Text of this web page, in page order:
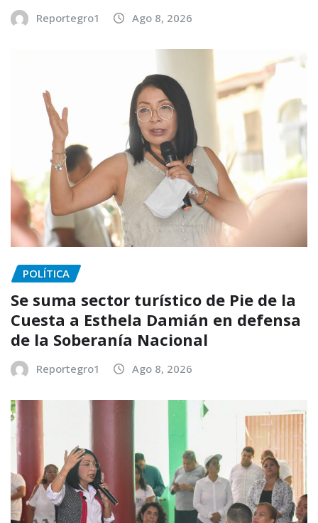
Reportegro1 Ago 8, 2026
POLÍTICA
Se suma sector turístico de Pie de la
Cuesta a Esthela Damián en defensa
de la Soberanía Nacional
Reportegro1 Ago 8, 2026